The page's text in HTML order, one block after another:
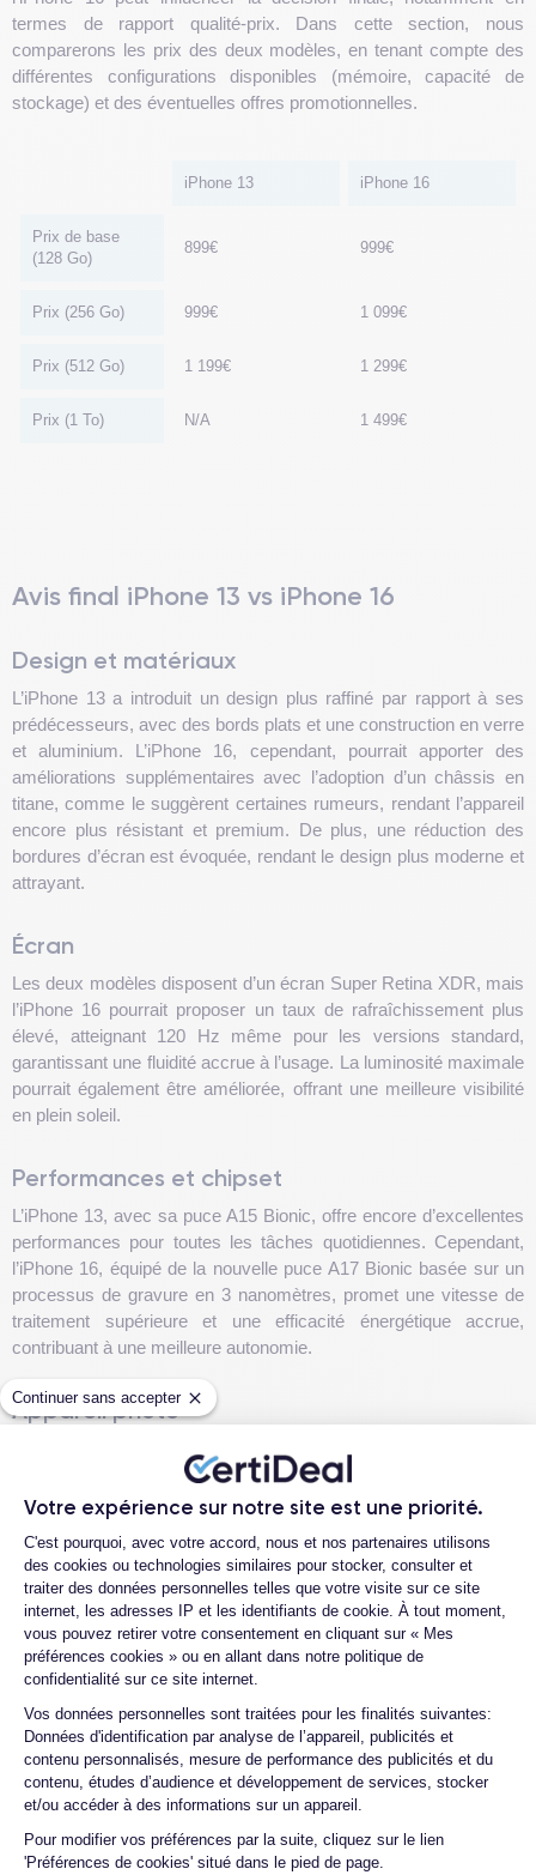
Continuer sans accepter
Votre expérience sur notre site est une priorité.
Plateforme de Gestion du
C'est pourquoi, avec votre accord, nous et nos partenaires utilisons
des cookies ou technologies similaires pour stocker, consulter et
traiter des données personnelles telles que votre visite sur ce site
internet, les adresses IP et les identifiants de cookie. À tout moment,
vous pouvez retirer votre consentement en cliquant sur « Mes
préférences cookies » ou en allant dans notre politique de
confidentialité sur ce site internet.
Vos données personnelles sont traitées pour les finalités suivantes:
Données d'identification par analyse de l’appareil, publicités et
contenu personnalisés, mesure de performance des publicités et du
contenu, études d’audience et développement de services, stocker
et/ou accéder à des informations sur un appareil.
Pour modifier vos préférences par la suite, cliquez sur le lien
'Préférences de cookies' situé dans le pied de page.
Axeptio consent
termes de rapport qualité-prix. Dans cette section, nous
comparerons les prix des deux modèles, en tenant compte des
différentes configurations disponibles (mémoire, capacité de
stockage) et des éventuelles offres promotionnelles.
iPhone 13 iPhone 16
Prix de base
(128 Go)
899€ 999€
Prix (256 Go) 999€ 1 099€
Prix (512 Go) 1 199€ 1 299€
Prix (1 To) N/A 1 499€
Avis final iPhone 13 vs iPhone 16
Design et matériaux
L’iPhone 13 a introduit un design plus raffiné par rapport à ses
prédécesseurs, avec des bords plats et une construction en verre
et aluminium. L’iPhone 16, cependant, pourrait apporter des
améliorations supplémentaires avec l’adoption d’un châssis en
titane, comme le suggèrent certaines rumeurs, rendant l’appareil
encore plus résistant et premium. De plus, une réduction des
bordures d’écran est évoquée, rendant le design plus moderne et
attrayant.
Écran
Les deux modèles disposent d’un écran Super Retina XDR, mais
l’iPhone 16 pourrait proposer un taux de rafraîchissement plus
élevé, atteignant 120 Hz même pour les versions standard,
garantissant une fluidité accrue à l’usage. La luminosité maximale
pourrait également être améliorée, offrant une meilleure visibilité
en plein soleil.
Performances et chipset
L’iPhone 13, avec sa puce A15 Bionic, offre encore d’excellentes
performances pour toutes les tâches quotidiennes. Cependant,
l’iPhone 16, équipé de la nouvelle puce A17 Bionic basée sur un
processus de gravure en 3 nanomètres, promet une vitesse de
traitement supérieure et une efficacité énergétique accrue,
contribuant à une meilleure autonomie.
Appareil photo
l’iPhone 16 pourrait repousser encore plus les limites avec des
capteurs plus grands et des améliorations notables en matière de
et des vidéos de meilleure qualité, notamment en basse lumière.
Connectivité
L’iPhone 13 prend en charge la 5G et le Wi-Fi 6, garantissant
d’excellentes performances réseau. Cependant, l’iPhone 16
pourrait introduire le Wi-Fi 6E ou même le Wi-Fi 7, ainsi qu’une
compatibilité améliorée avec les réseaux 5G avancés, offrant des
vitesses de téléchargement et d’upload encore plus rapides.